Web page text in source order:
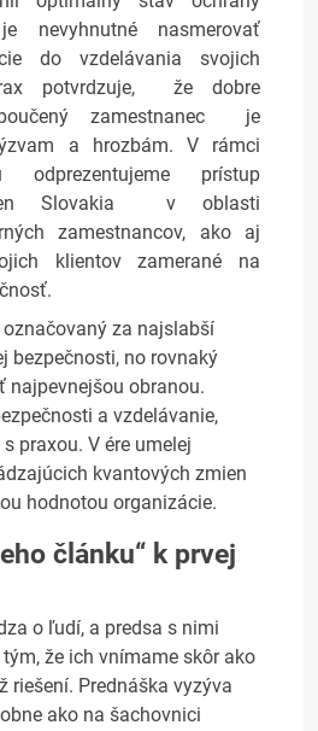
nasmerovať
do vzdelávania svojich
potvrdzuje, že dobre
zamestnanec je
a hrozbám. V rámci
odprezentujeme prístup
Slovakia v oblasti
zamestnancov, ako aj
klientov zamerané na
za najslabší
bezpečnosti, no rovnaký
najpevnejšou obranou.
a vzdelávanie,
praxou. V ére umelej
kvantových zmien
hodnotou organizácie.
článku“ k prvej
o ľudí, a predsa s nimi
že ich vnímame skôr ako
riešení. Prednáška vyzýva
ako na šachovnici